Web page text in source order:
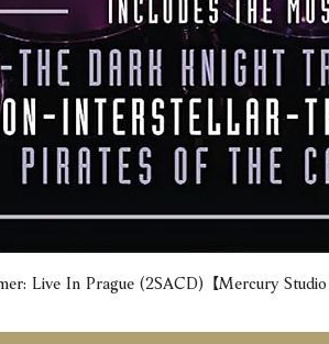
快速瀏覽
Live In Prague (2SACD) 【Mercury Studio